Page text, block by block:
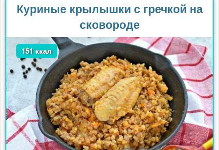
Куриные крылышки с гречкой на
сковороде
151 ккал